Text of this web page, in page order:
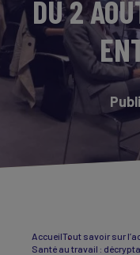
DU 2
AccueilTout savoir sur
Santé au travail :